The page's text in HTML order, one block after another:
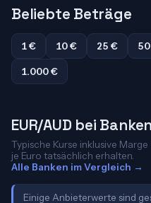
Beliebte Beträge
1 € 10 € 25 €
1.000 €
EUR/AUD bei
Typische Kurse inklusive
je Euro tatsächlich erhalten.
Alle Banken im Vergleich →
Einige Anbieterwerte sind